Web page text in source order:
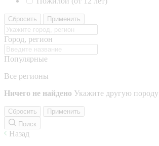
Сбросить Применить
Город, регион
Популярные
Все регионы
Ничего не найдено Укажите другую породу
Сбросить
Применить
Поиск
Назад